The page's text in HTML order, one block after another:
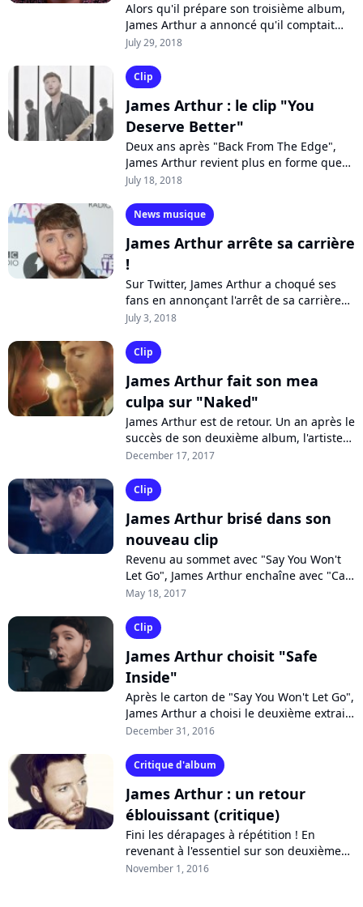
Alors qu'il prépare son troisième album,
James Arthur a annoncé qu'il comptait
mettre un terme à sa carrière... débutée
July 29, 2018
Clip
James Arthur : le clip "You
Deserve Better"
Deux ans après "Back From The Edge",
James Arthur revient plus en forme que
jamais avec un double single : le funky
July 18, 2018
News musique
James Arthur arrête sa carrière
!
Sur Twitter, James Arthur a choqué ses
fans en annonçant l'arrêt de sa carrière
après la sortie de son troisième disque.
July 3, 2018
Clip
James Arthur fait son mea
culpa sur "Naked"
James Arthur est de retour. Un an après le
succès de son deuxième album, l'artiste
britannique dévoile son nouveau single
December 17, 2017
Clip
James Arthur brisé dans son
nouveau clip
Revenu au sommet avec "Say You Won't
Let Go", James Arthur enchaîne avec "Can
I Be Him", nouvel extrait de son dernier
May 18, 2017
Clip
James Arthur choisit "Safe
Inside"
Après le carton de "Say You Won't Let Go",
James Arthur a choisi le deuxième extrait
officiel de son nouvel album "Back from
December 31, 2016
Critique d'album
James Arthur : un retour
éblouissant (critique)
Fini les dérapages à répétition ! En
revenant à l'essentiel sur son deuxième
album "Back from the Edge", James
November 1, 2016